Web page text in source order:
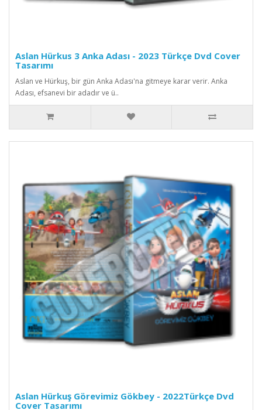
Aslan Hürkus 3 Anka Adası - 2023 Türkçe Dvd Cover
Tasarımı
Aslan ve Hürkuş, bir gün Anka Adası'na gitmeye karar verir. Anka
Adası, efsanevi bir adadır ve ü..
Aslan Hürkuş Görevimiz Gökbey - 2022Türkçe Dvd
Cover Tasarımı